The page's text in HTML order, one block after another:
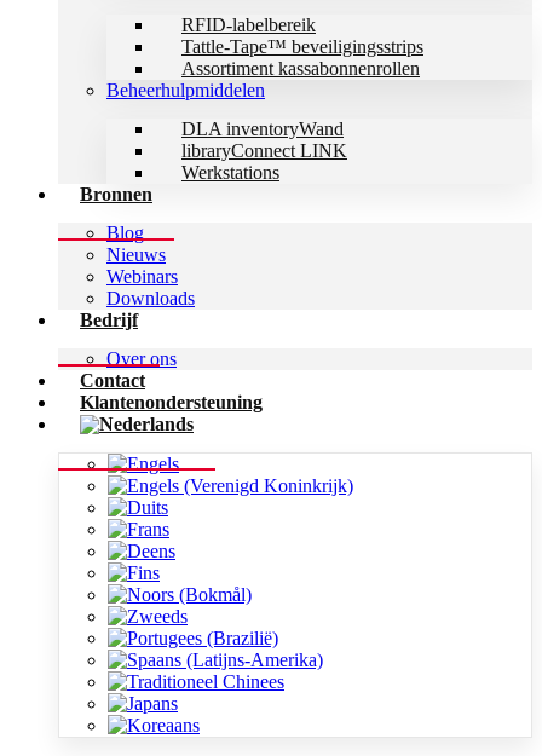
RFID-labelbereik
Tattle-Tape™ beveiligingsstrips
Assortiment kassabonnenrollen
Beheerhulpmiddelen
DLA inventoryWand
libraryConnect LINK
Werkstations
Bronnen
Blog
Nieuws
Webinars
Downloads
Bedrijf
Over ons
Contact
Klantenondersteuning